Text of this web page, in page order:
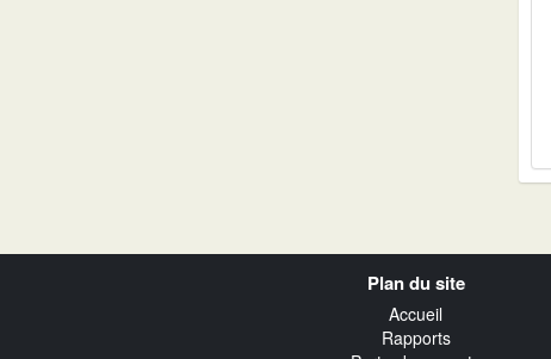
Plan du site
Accueil
Rapports